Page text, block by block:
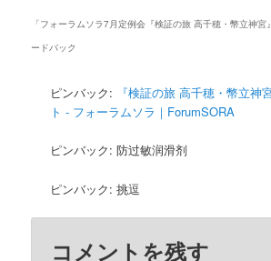
「フォーラムソラ7月定例会『検証の旅 高千穂・幣立神宮
ードバック
ピンバック:
『検証の旅 高千穂・幣立神
ト - フォーラムソラ｜ForumSORA
ピンバック: 防过敏润滑剂
ピンバック: 挑逗
コメントを残す